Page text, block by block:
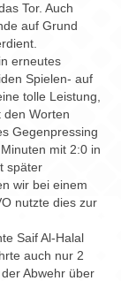
Tor. Auch
auf Grund
erneutes
Spielen- auf
tolle Leistung,
den Worten
Gegenpressing
mit 2:0 in
später
wir bei einem
nutzte dies zur
Saif Al-Halal
auch nur 2
Abwehr über